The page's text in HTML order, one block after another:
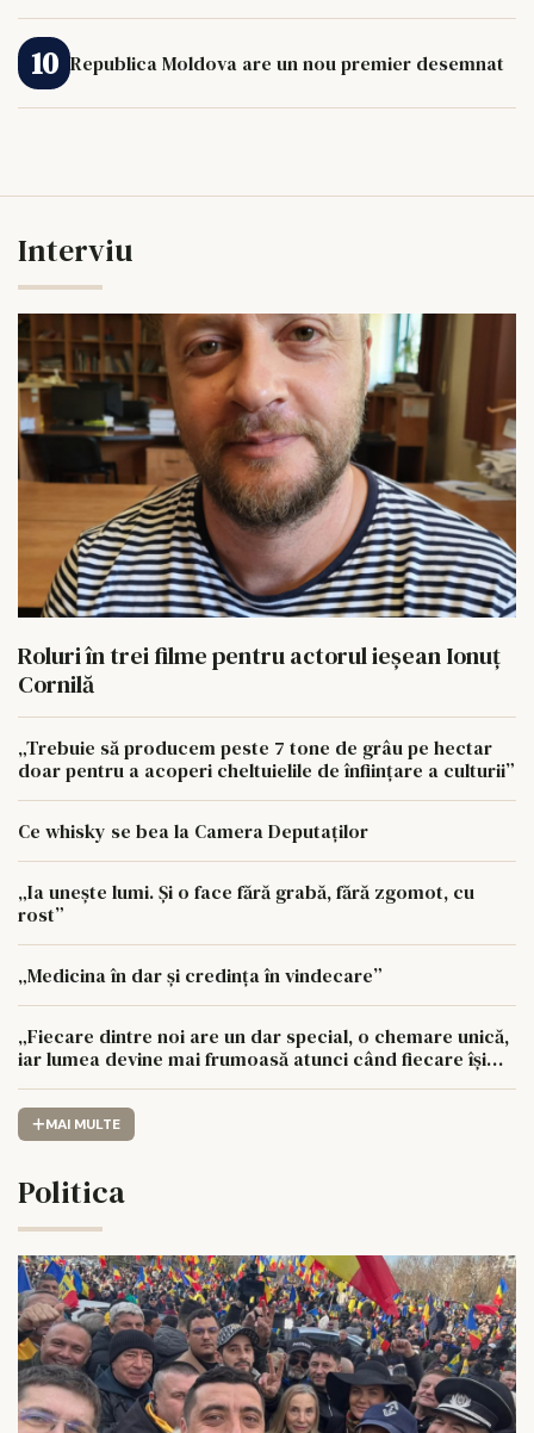
Republica Moldova are un nou premier desemnat
Interviu
Roluri în trei filme pentru actorul ieşean Ionuţ
Cornilă
„Trebuie să producem peste 7 tone de grâu pe hectar
doar pentru a acoperi cheltuielile de înființare a culturii”
Ce whisky se bea la Camera Deputaților
„Ia unește lumi. Și o face fără grabă, fără zgomot, cu
rost”
„Medicina în dar și credința în vindecare”
„Fiecare dintre noi are un dar special, o chemare unică,
iar lumea devine mai frumoasă atunci când fiecare își
MAI MULTE
Politica